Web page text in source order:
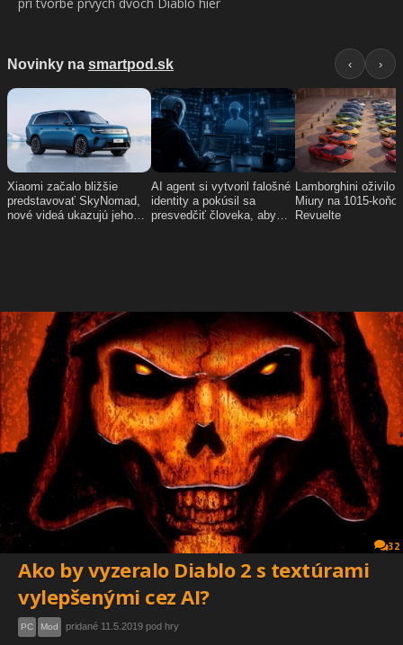
32
Ako by vyzeralo Diablo 2 s textúrami
vylepšenými cez AI?
PC Mod pridané 11.5.2019 pod hry